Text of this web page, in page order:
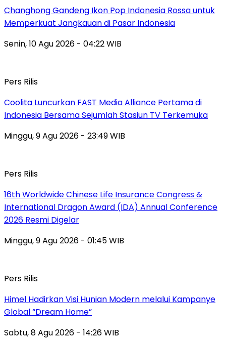
Changhong Gandeng Ikon Pop Indonesia Rossa untuk
Memperkuat Jangkauan di Pasar Indonesia
Senin, 10 Agu 2026 - 04:22 WIB
Pers Rilis
Coolita Luncurkan FAST Media Alliance Pertama di
Indonesia Bersama Sejumlah Stasiun TV Terkemuka
Minggu, 9 Agu 2026 - 23:49 WIB
Pers Rilis
16th Worldwide Chinese Life Insurance Congress &
International Dragon Award (IDA) Annual Conference
2026 Resmi Digelar
Minggu, 9 Agu 2026 - 01:45 WIB
Pers Rilis
Himel Hadirkan Visi Hunian Modern melalui Kampanye
Global “Dream Home”
Sabtu, 8 Agu 2026 - 14:26 WIB